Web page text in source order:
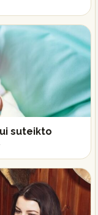
suteikto